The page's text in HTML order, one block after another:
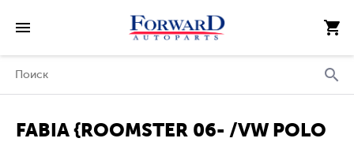
FABIA {ROOMSTER 06- /VW POLO